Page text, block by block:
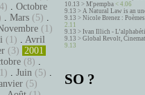
. Octobre
. Mars (5) .
(1)
(1) . Avril
(3) 2001
(8) .
. Juin (5) .
(5)
10.13 > M'pempba < 4.06
9.13 > A Natural Law is an
9.13 > Nicole Brenez :
2.11
9.13 > Ivan Illich -
9.13 > Global Revolt,
9.13
SO ?